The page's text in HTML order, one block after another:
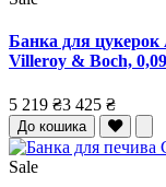
Банка для цукерок
Villeroy & Boch,
5 219 ₴3 425 ₴
До кошика
Sale